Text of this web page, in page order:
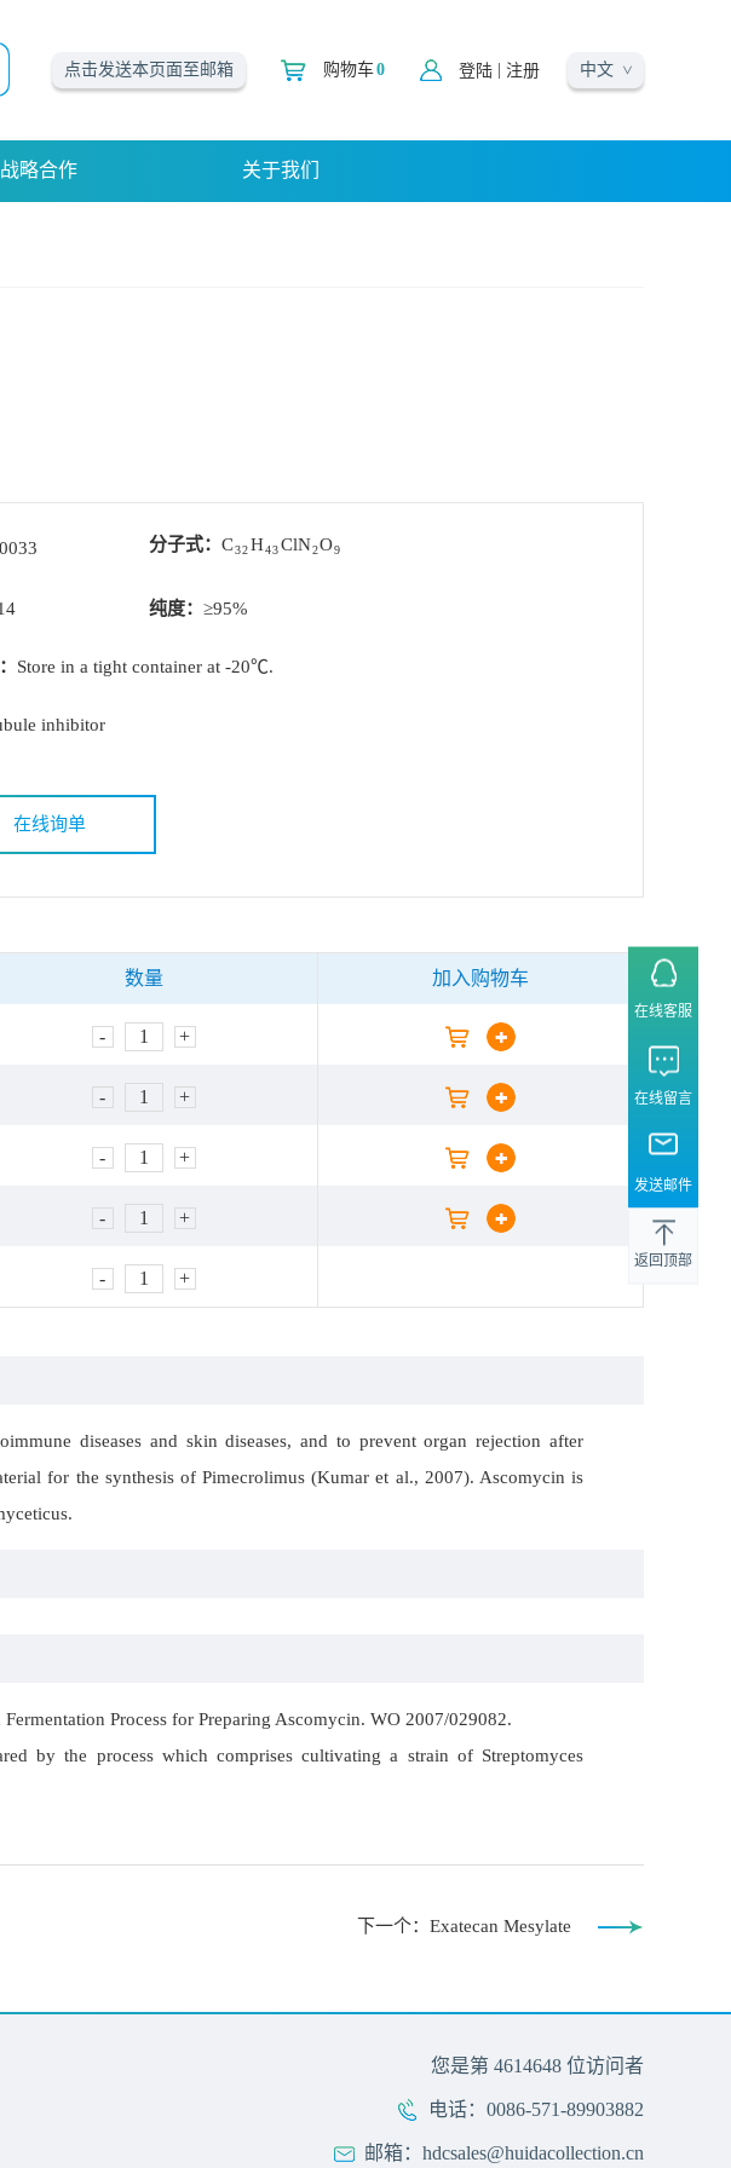
中文
点击发送本页面至邮箱 购物车0 登陆| 注册
战略合作 关于我们
分子式： C32H43ClN2O9
纯度： ≥95%
Store in a tight container at -20℃.
inhibitor
在线询单
数量 加入购物车
- 1 +
- 1 +
- 1 +
- 1 +
- 1 +
diseases and skin diseases, and to prevent organ rejection after
for the synthesis of Pimecrolimus (Kumar et al., 2007). Ascomycin is
Process for Preparing Ascomycin. WO 2007/029082.
by the process which comprises cultivating a strain of Streptomyces
下一个：Exatecan Mesylate
您是第 4614648 位访问者
电话：0086-571-89903882
邮箱：hdcsales@huidacollection.cn
在线客服
在线留言
发送邮件
返回顶部